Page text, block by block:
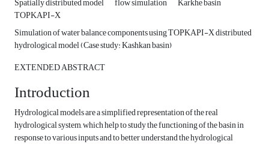
TOPKAPI-X
Simulation of water balance components using TOPKAPI-X distributed
hydrological model (Case study: Kashkan basin)
EXTENDED ABSTRACT
Introduction
Hydrological models are a simplified representation of the real
hydrological system, which help to study the functioning of the basin in
response to various inputs and to better understand the hydrological